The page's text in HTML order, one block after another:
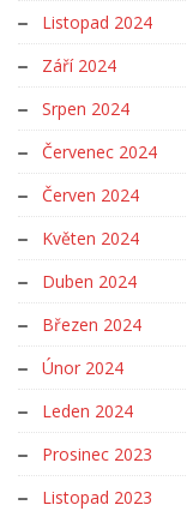
Listopad 2024
Září 2024
Srpen 2024
Červenec 2024
Červen 2024
Květen 2024
Duben 2024
Březen 2024
Únor 2024
Leden 2024
Prosinec 2023
Listopad 2023